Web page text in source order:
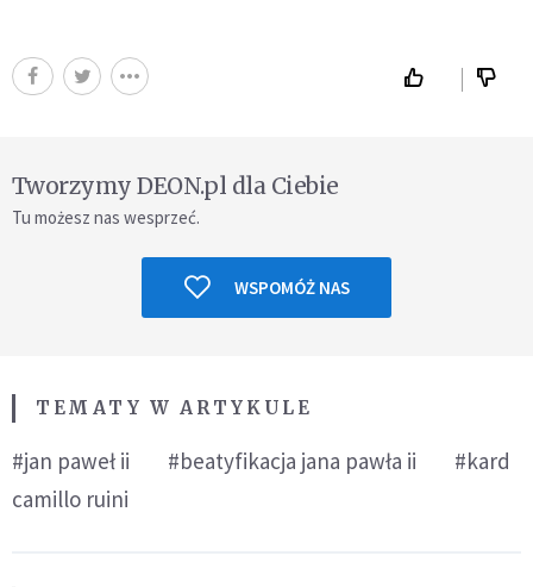
Tworzymy DEON.pl dla Ciebie
Tu możesz nas wesprzeć.
WSPOMÓŻ NAS
TEMATY W ARTYKULE
#jan paweł ii #beatyfikacja jana pawła ii
#kard
camillo ruini